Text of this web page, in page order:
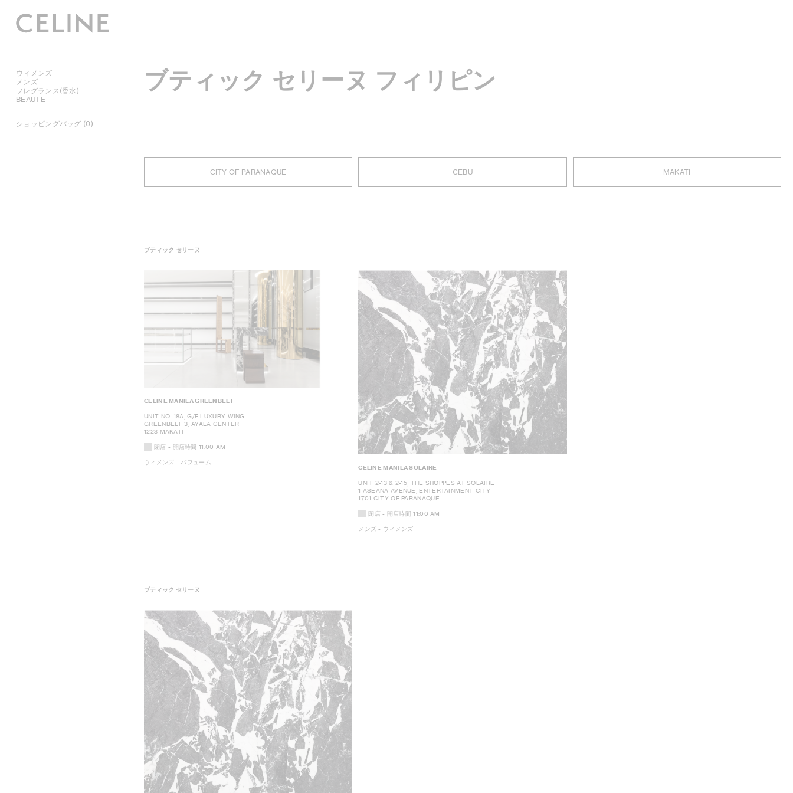
ウィメンズ
メンズ
フレグランス(香水)
BEAUTÉ
ショッピングバッグ (0)
ブティック セリーヌ フィリピン
CITY OF PARANAQUE CEBU MAKATI
ブティック セリーヌ
CELINE MANILA GREENBELT
UNIT NO. 18A, G/F LUXURY WING
GREENBELT 3, AYALA CENTER
1223 MAKATI
閉店 - 開店時間11:00 AM
ウィメンズ - パフューム
CELINE MANILA SOLAIRE
UNIT 2-13 & 2-15, THE SHOPPES AT SOLAIRE
1 ASEANA AVENUE, ENTERTAINMENT CITY
1701 CITY OF PARANAQUE
閉店 - 開店時間11:00 AM
メンズ - ウィメンズ
ブティック セリーヌ